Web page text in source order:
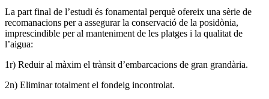
La part final de l’estudi és fonamental perquè ofereix una sèrie de
recomanacions per a assegurar la conservació de la posidònia,
imprescindible per al manteniment de les platges i la qualitat de
l’aigua:
1r) Reduir al màxim el trànsit d’embarcacions de gran grandària.
2n) Eliminar totalment el fondeig incontrolat.